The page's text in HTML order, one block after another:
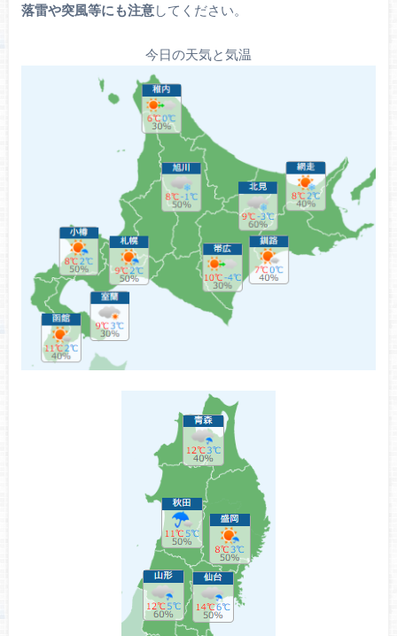
落雷や突風等にも注意してください。
今日の天気と気温